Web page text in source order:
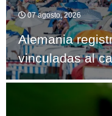
07 agosto, 2026
Alemania
vinculadas al